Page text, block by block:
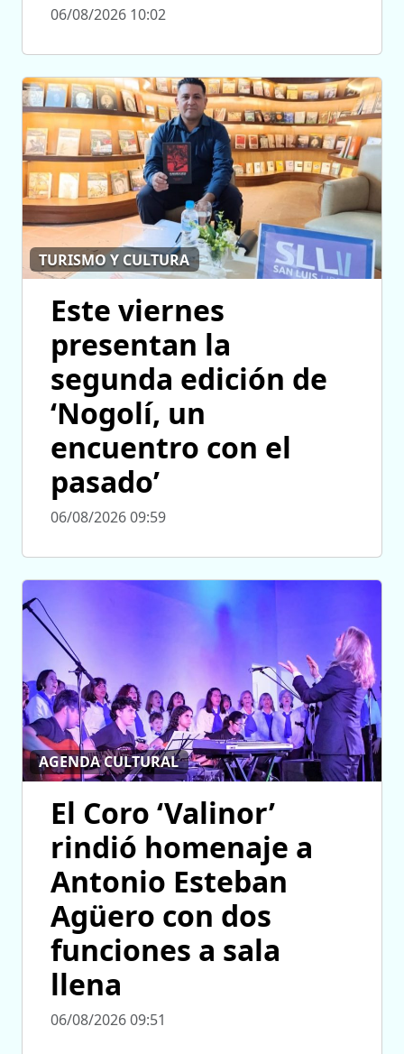
06/08/2026 10:02
TURISMO Y CULTURA
Este viernes
presentan la
segunda edición de
‘Nogolí, un
encuentro con el
pasado’
06/08/2026 09:59
AGENDA CULTURAL
El Coro ‘Valinor’
rindió homenaje a
Antonio Esteban
Agüero con dos
funciones a sala
llena
06/08/2026 09:51